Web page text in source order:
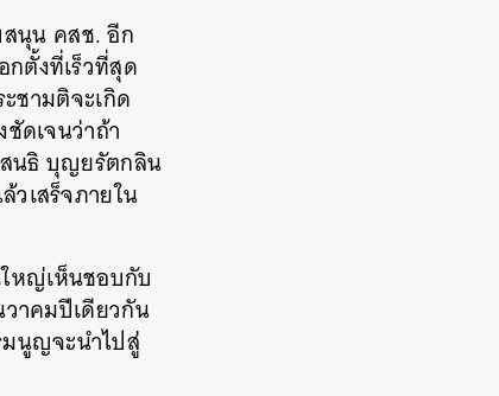
นุน คสช. อีก
ตั้งที่เร็วที่สุด
ชามติจะเกิด
ดเจนว่าถ้า
นธิ บุญยรัตกลิน
เสร็จภายใน
หญ่เห็นชอบกับ
วาคมปีเดียวกัน
มนูญจะนำไปสู่